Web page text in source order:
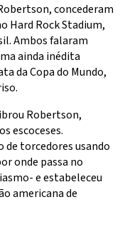
concederam
Hard Rock Stadium,
Ambos falaram
ainda inédita
da Copa do Mundo,
Robertson,
escoceses.
de torcedores usando
onde passa no
e estabeleceu
americana de